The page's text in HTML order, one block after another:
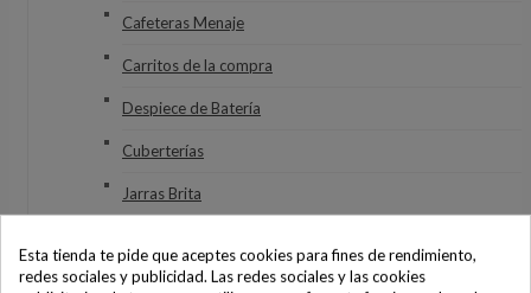
Cafeteras Menaje
Carritos de la compra
Despiece de Batería
Cuberterías
Jarras Brita
Balanzas de cocina
Esta tienda te pide que aceptes cookies para fines de rendimiento,
redes sociales y publicidad. Las redes sociales y las cookies